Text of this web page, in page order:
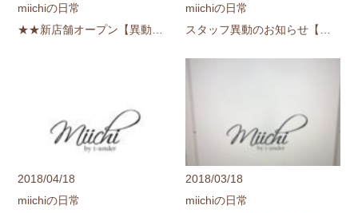
miichiの日常
miichiの日常
2018/04/18
miichiの日常
2018/03/18
miichiの日常